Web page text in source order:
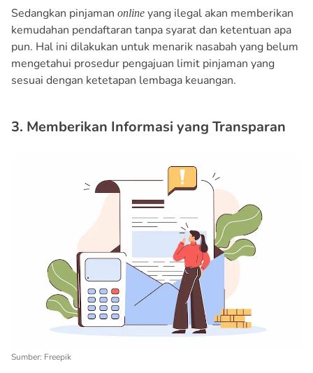
Sedangkan pinjaman online yang ilegal akan memberikan
kemudahan pendaftaran tanpa syarat dan ketentuan apa
pun. Hal ini dilakukan untuk menarik nasabah yang belum
mengetahui prosedur pengajuan limit pinjaman yang
sesuai dengan ketetapan lembaga keuangan.
3. Memberikan Informasi yang Transparan
Sumber: Freepik